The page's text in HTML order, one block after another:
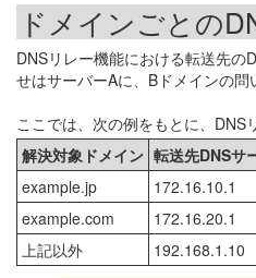
ドメインごとの
DNSリレー機能における転送先
せはサーバーAに、Bドメインの
ここでは、次の例をもとに、
解決対象ドメイン 転送先DNSサ
example.jp
172.16.10.1
example.com
172.16.20.1
上記以外
192.168.1.10